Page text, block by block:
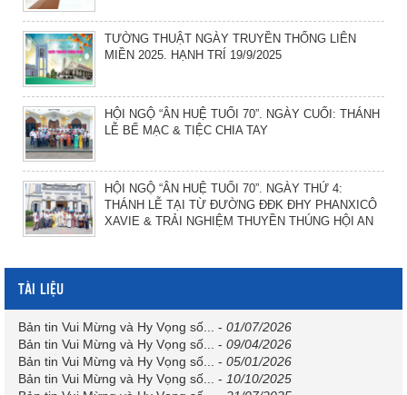
TƯỜNG THUẬT NGÀY TRUYỀN THỐNG LIÊN
MIỀN 2025. HẠNH TRÍ 19/9/2025
HỘI NGỘ “ÂN HUỆ TUỔI 70”. NGÀY CUỐI: THÁNH
LỄ BẾ MẠC & TIỆC CHIA TAY
HỘI NGỘ “ÂN HUỆ TUỔI 70”. NGÀY THỨ 4:
THÁNH LỄ TẠI TỪ ĐƯỜNG ĐĐK ĐHY PHANXICÔ
XAVIE & TRẢI NGHIỆM THUYỀN THÚNG HỘI AN
TÀI LIỆU
Bản tin Vui Mừng và Hy Vọng số... - 01/07/2026
Bản tin Vui Mừng và Hy Vọng số... - 09/04/2026
Bản tin Vui Mừng và Hy Vọng số... - 05/01/2026
Bản tin Vui Mừng và Hy Vọng số... - 10/10/2025